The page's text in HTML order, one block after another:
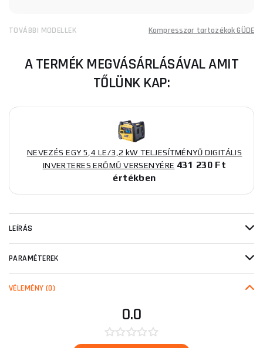
TOVÁBBI MODELLEK Kompresszor tartozékok GÜDE
A TERMÉK MEGVÁSÁRLÁSÁVAL AMIT
TŐLÜNK KAP:
NEVEZÉS EGY 5,4 LE/3,2 kW TELJESÍTMÉNYŰ DIGITÁLIS
INVERTERES ERŐMŰ VERSENYÉRE 431 230 Ft
értékben
LEÍRÁS
PARAMÉTEREK
VÉLEMÉNY (0)
0.0